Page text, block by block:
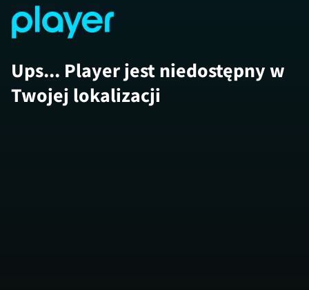
Ups... Player jest niedostępny w
Twojej lokalizacji